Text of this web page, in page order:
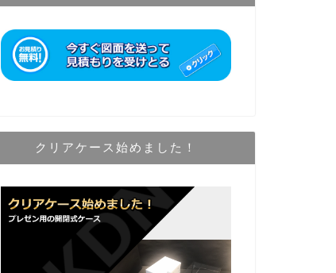
クリアケース始めました！